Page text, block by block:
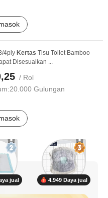
4ply Kertas Tisu Toilet Bamboo
Disesuaikan ...
/ Rol
20.000 Gulungan
jual 4.949 Daya jual